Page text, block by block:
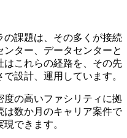
の課題は、その多くが接続
ター、データセンターと
はこれらの経路を、その先
設計、運用しています。
度の高いファシリティに拠
は数か月のキャリア案件で
できます。